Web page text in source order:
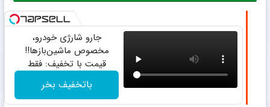
جارو شارژی خودرو،
مخصوص ماشین‌باز‌ها!!
قیمت با تخفیف: فقط
باتخفیف بخر